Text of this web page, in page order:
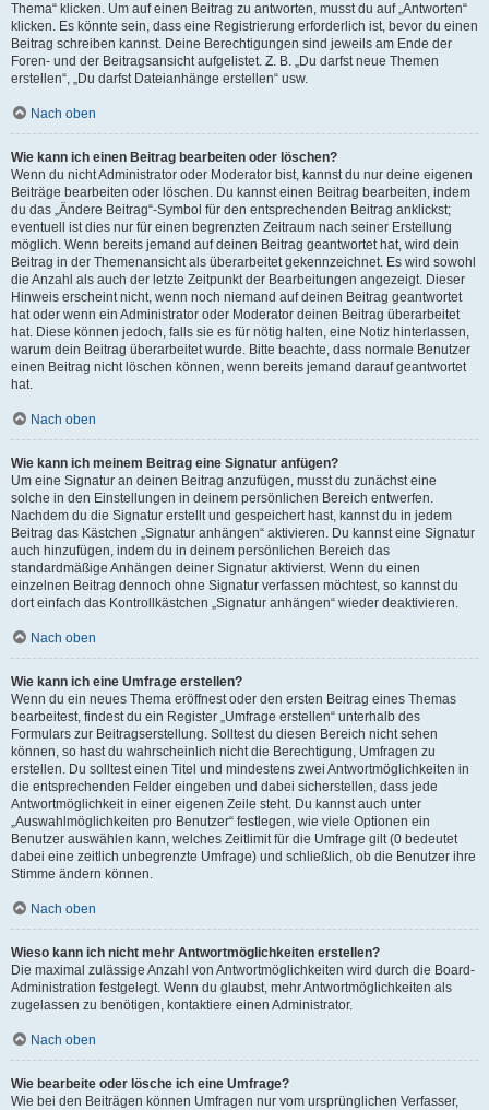
Thema“ klicken. Um auf einen Beitrag zu antworten, musst du auf „Antworten“
klicken. Es könnte sein, dass eine Registrierung erforderlich ist, bevor du einen
Beitrag schreiben kannst. Deine Berechtigungen sind jeweils am Ende der
Foren- und der Beitragsansicht aufgelistet. Z. B. „Du darfst neue Themen
erstellen“, „Du darfst Dateianhänge erstellen“ usw.
Nach oben
Wie kann ich einen Beitrag bearbeiten oder löschen?
Wenn du nicht Administrator oder Moderator bist, kannst du nur deine eigenen
Beiträge bearbeiten oder löschen. Du kannst einen Beitrag bearbeiten, indem
du das „Ändere Beitrag“-Symbol für den entsprechenden Beitrag anklickst;
eventuell ist dies nur für einen begrenzten Zeitraum nach seiner Erstellung
möglich. Wenn bereits jemand auf deinen Beitrag geantwortet hat, wird dein
Beitrag in der Themenansicht als überarbeitet gekennzeichnet. Es wird sowohl
die Anzahl als auch der letzte Zeitpunkt der Bearbeitungen angezeigt. Dieser
Hinweis erscheint nicht, wenn noch niemand auf deinen Beitrag geantwortet
hat oder wenn ein Administrator oder Moderator deinen Beitrag überarbeitet
hat. Diese können jedoch, falls sie es für nötig halten, eine Notiz hinterlassen,
warum dein Beitrag überarbeitet wurde. Bitte beachte, dass normale Benutzer
einen Beitrag nicht löschen können, wenn bereits jemand darauf geantwortet
hat.
Nach oben
Wie kann ich meinem Beitrag eine Signatur anfügen?
Um eine Signatur an deinen Beitrag anzufügen, musst du zunächst eine
solche in den Einstellungen in deinem persönlichen Bereich entwerfen.
Nachdem du die Signatur erstellt und gespeichert hast, kannst du in jedem
Beitrag das Kästchen „Signatur anhängen“ aktivieren. Du kannst eine Signatur
auch hinzufügen, indem du in deinem persönlichen Bereich das
standardmäßige Anhängen deiner Signatur aktivierst. Wenn du einen
einzelnen Beitrag dennoch ohne Signatur verfassen möchtest, so kannst du
dort einfach das Kontrollkästchen „Signatur anhängen“ wieder deaktivieren.
Nach oben
Wie kann ich eine Umfrage erstellen?
Wenn du ein neues Thema eröffnest oder den ersten Beitrag eines Themas
bearbeitest, findest du ein Register „Umfrage erstellen“ unterhalb des
Formulars zur Beitragserstellung. Solltest du diesen Bereich nicht sehen
können, so hast du wahrscheinlich nicht die Berechtigung, Umfragen zu
erstellen. Du solltest einen Titel und mindestens zwei Antwortmöglichkeiten in
die entsprechenden Felder eingeben und dabei sicherstellen, dass jede
Antwortmöglichkeit in einer eigenen Zeile steht. Du kannst auch unter
„Auswahlmöglichkeiten pro Benutzer“ festlegen, wie viele Optionen ein
Benutzer auswählen kann, welches Zeitlimit für die Umfrage gilt (0 bedeutet
dabei eine zeitlich unbegrenzte Umfrage) und schließlich, ob die Benutzer ihre
Stimme ändern können.
Nach oben
Wieso kann ich nicht mehr Antwortmöglichkeiten erstellen?
Die maximal zulässige Anzahl von Antwortmöglichkeiten wird durch die Board-
Administration festgelegt. Wenn du glaubst, mehr Antwortmöglichkeiten als
zugelassen zu benötigen, kontaktiere einen Administrator.
Nach oben
Wie bearbeite oder lösche ich eine Umfrage?
Wie bei den Beiträgen können Umfragen nur vom ursprünglichen Verfasser,